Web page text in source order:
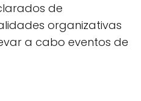
de
organizativas
a cabo eventos de